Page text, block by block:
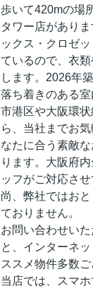
歩いて420mの場
タワー店があり
ックス・クロゼ
ているので、衣
します。2026年
落ち着きのある
市港区や大阪環
ら、当社までお
なたに合う素敵
ります。大阪府
ッフがご対応させ
尚、弊社ではお
ておりません。
お問い合わせい
と、インターネ
ススメ物件多数ご
当店では、スマ